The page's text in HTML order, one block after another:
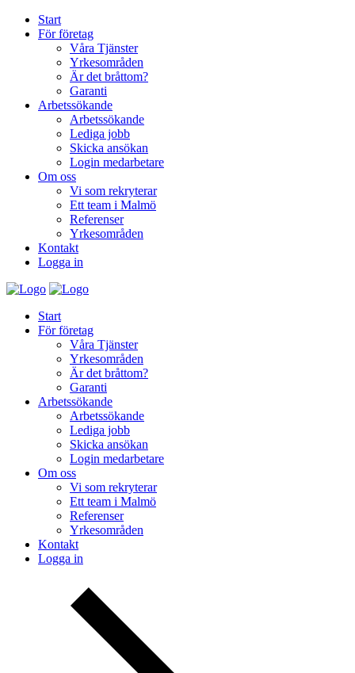
Start
För företag
Våra Tjänster
Yrkesområden
Är det bråttom?
Garanti
Arbetssökande
Arbetssökande
Lediga jobb
Skicka ansökan
Login medarbetare
Om oss
Vi som rekryterar
Ett team i Malmö
Referenser
Yrkesområden
Kontakt
Logga in
Start
För företag
Våra Tjänster
Yrkesområden
Är det bråttom?
Garanti
Arbetssökande
Arbetssökande
Lediga jobb
Skicka ansökan
Login medarbetare
Om oss
Vi som rekryterar
Ett team i Malmö
Referenser
Yrkesområden
Kontakt
Logga in